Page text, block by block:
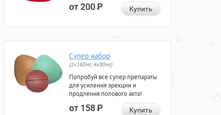
от 200Р Купить
Супер набор
(2х160мг, 4х80мг)
Попробуй все супер препараты
для усиления эрекции и
продления полового акта!
от 158Р Купить